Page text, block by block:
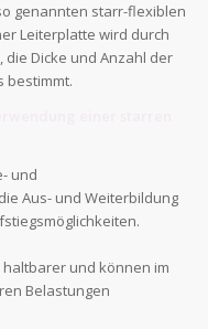
genannten starr-flexiblen
Leiterplatte wird durch
die Dicke und Anzahl der
bestimmt.
und
Aus- und Weiterbildung
haltbarer und können im
Belastungen